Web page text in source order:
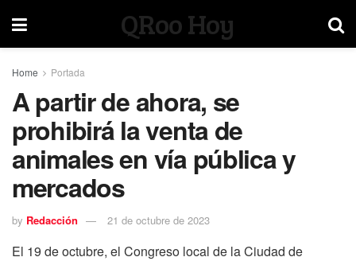
QRoo Hoy
Home Portada
A partir de ahora, se
prohibirá la venta de
animales en vía pública y
mercados
by Redacción 21 de octubre de 2023
El 19 de octubre, el Congreso local de la Ciudad de